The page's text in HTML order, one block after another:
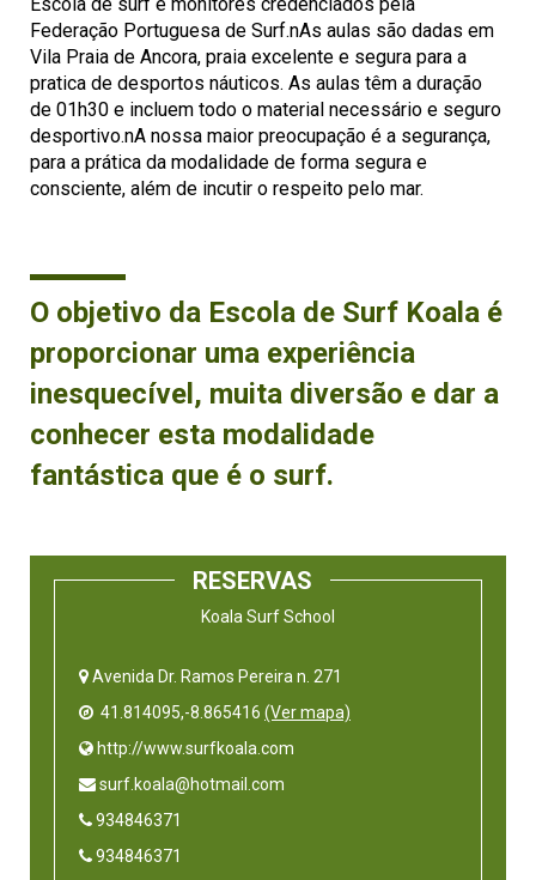
Federação Portuguesa de Surf.nAs aulas são dadas em
Vila Praia de Ancora, praia excelente e segura para a
pratica de desportos náuticos. As aulas têm a duração
de 01h30 e incluem todo o material necessário e seguro
desportivo.nA nossa maior preocupação é a segurança,
para a prática da modalidade de forma segura e
consciente, além de incutir o respeito pelo mar.
O objetivo da Escola de Surf Koala é
proporcionar uma experiência
inesquecível, muita diversão e dar a
conhecer esta modalidade
fantástica que é o surf.
RESERVAS
Koala Surf School
Avenida Dr. Ramos Pereira n. 271
41.814095,-8.865416 (Ver mapa)
http://www.surfkoala.com
surf.koala@hotmail.com
934846371
934846371